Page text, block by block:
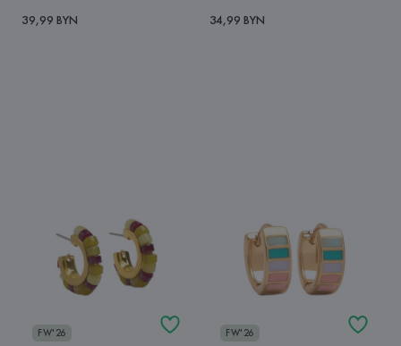
39,99 BYN 34,99 BYN
FW'26 FW'26